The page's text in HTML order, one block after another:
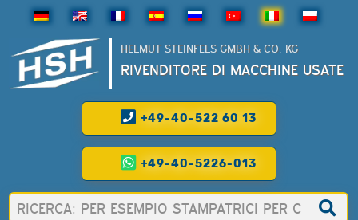
HELMUT STEINFELS GMBH & CO. KG
RIVENDITORE DI MACCHINE USATE
+49-40-522 60 13
+49-40-5226-013